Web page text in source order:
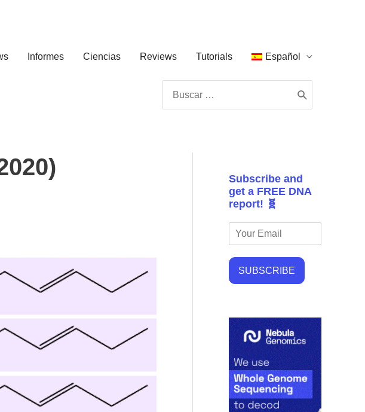
Informes Ciencias Reviews Tutorials Español
por:
Subscribe and
get a FREE DNA
report! 🧬
SUBSCRIBE